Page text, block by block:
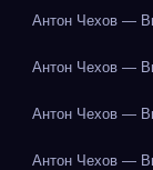
Антон Чехов —
Антон Чехов —
Антон Чехов —
Антон Чехов —